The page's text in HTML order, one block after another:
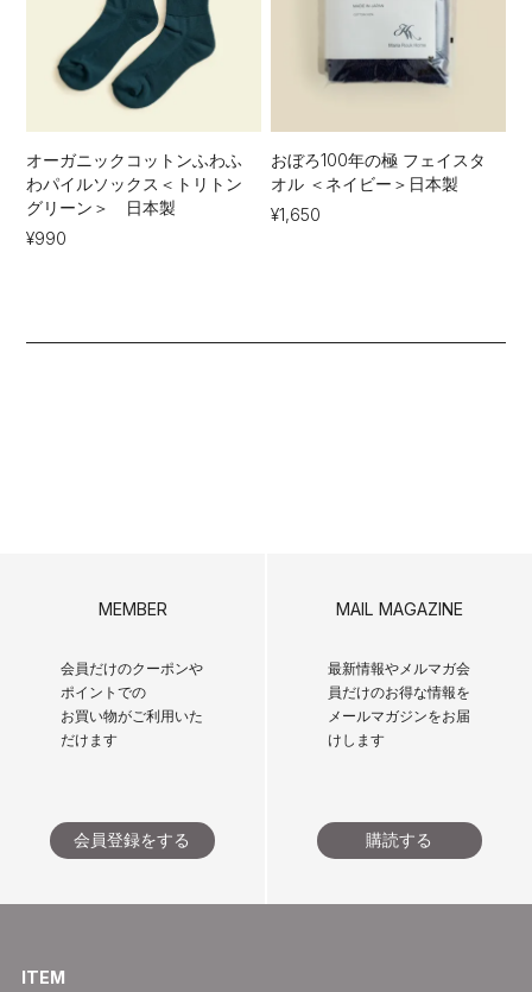
オーガニックコットンふわふ
わパイルソックス＜トリトン
グリーン＞ 日本製
¥990
おぼろ100年の極 フェイスタ
オル ＜ネイビー＞日本製
¥1,650
MEMBER
会員だけのクーポンや
ポイントでの
お買い物がご利用いた
だけます
会員登録をする
MAIL MAGAZINE
最新情報やメルマガ会
員だけのお得な情報を
メールマガジンをお届
けします
購読する
ITEM